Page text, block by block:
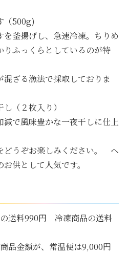
（500g)
釜揚げし、急速冷凍。ちりめ
りふっくらとしているのが特
ざる漁法で採取しておりま
（２枚入り）
で風味豊かな一夜干しに仕上
どうぞお楽しみください。 ヘ
供として人気です。
送料990円 冷凍商品の送料
品金額が、常温便は9,000円